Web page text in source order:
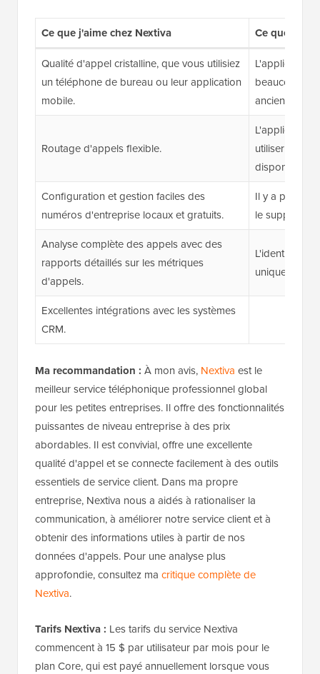
Ce que j'aime chez Nextiva
Ce que je
Qualité d'appel cristalline, que vous utilisiez
un téléphone de bureau ou leur application
mobile.
L'application
beaucoup de
anciens
Routage d'appels flexible.
L'application
utiliser et à
disponibles.
Configuration et gestion faciles des
numéros d'entreprise locaux et gratuits.
Il y a parfois
le support
Analyse complète des appels avec des
rapports détaillés sur les métriques
d'appels.
uniquement
Excellentes intégrations avec les systèmes
CRM.
Ma recommandation : À mon avis, Nextiva est le
meilleur service téléphonique professionnel global
pour les petites entreprises. Il offre des fonctionnalités
puissantes de niveau entreprise à des prix
abordables. Il est convivial, offre une excellente
qualité d'appel et se connecte facilement à des outils
essentiels de service client. Dans ma propre
entreprise, Nextiva nous a aidés à rationaliser la
communication, à améliorer notre service client et à
obtenir des informations utiles à partir de nos
données d'appels. Pour une analyse plus
approfondie, consultez ma critique complète de
Nextiva.
Tarifs Nextiva : Les tarifs du service Nextiva
commencent à 15 $ par utilisateur par mois pour le
plan Core, qui est payé annuellement lorsque vous